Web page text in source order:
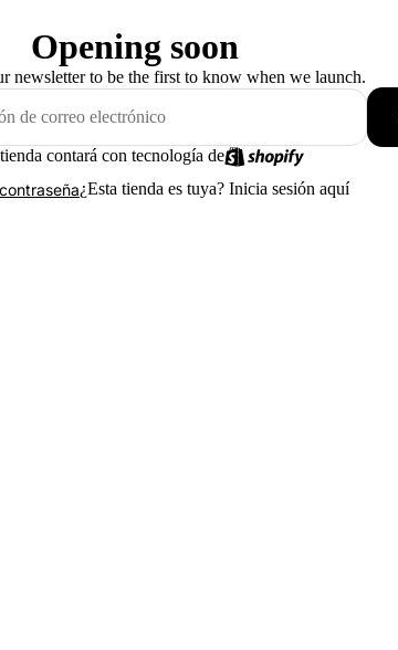
Opening soon
newsletter to be the first to know when we launch.
contará con tecnología de
¿Esta tienda es tuya? Inicia sesión aquí